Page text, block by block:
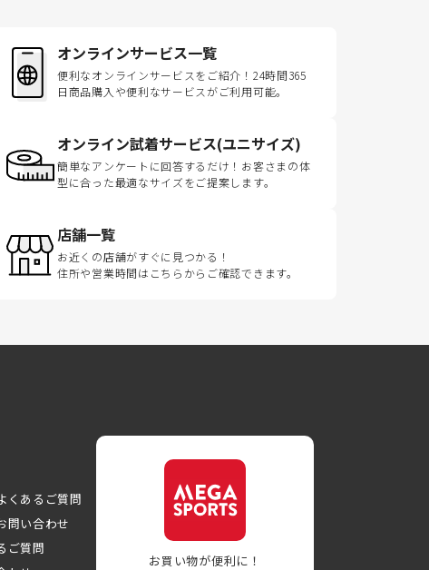
オンラインサービス一覧
便利なオンラインサービスをご紹介！24時間365
日商品購入や便利なサービスがご利用可能。
オンライン試着サービス(ユニサイズ)
簡単なアンケートに回答するだけ！お客さまの体
型に合った最適なサイズをご提案します。
店舗一覧
お近くの店舗がすぐに見つかる！
住所や営業時間はこちらからご確認できます。
くあるご質問
問い合わせ
ご質問
お買い物が便利に！